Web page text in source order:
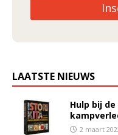
LAATSTE NIEUWS
Hulp bij
2 maart